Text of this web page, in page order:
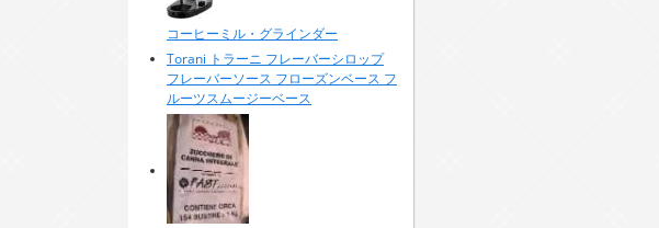
コーヒーミル・グラインダー
Torani トラーニ フレーバーシロップ
フレーバーソース フローズンベース フ
ルーツスムージーベース